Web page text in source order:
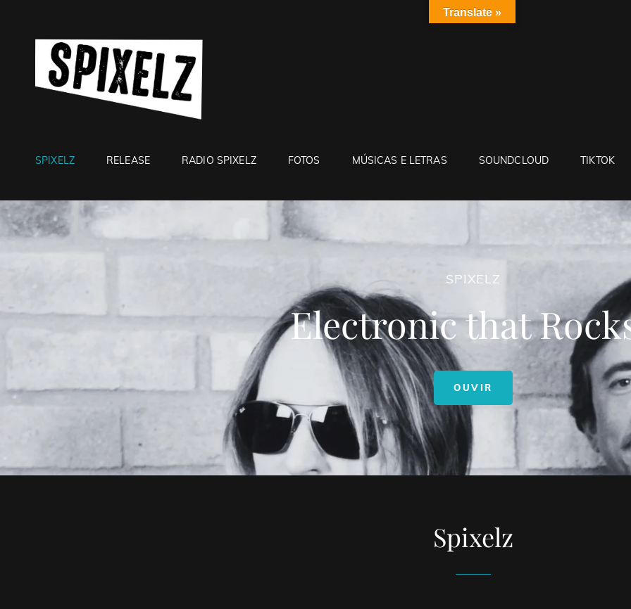
SPIXELZ RELEASE RADIO SPIXELZ FOTOS MÚSICAS E LETRAS SOUNDCLOUD TIKTOK
SPIXELZ
Electronic that
OUVIR SPIXELZ
Spixelz
Translate »